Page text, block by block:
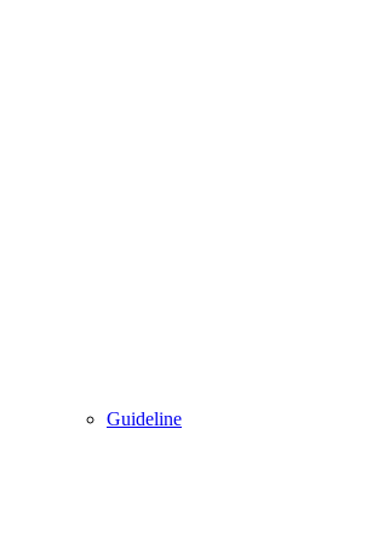
Guideline